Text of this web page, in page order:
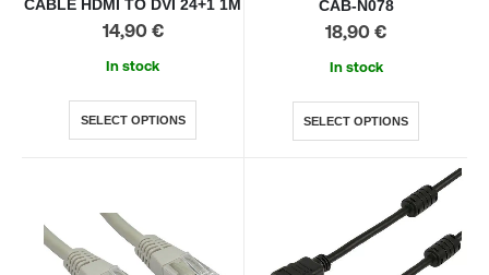
CABLE HDMI TO DVI 24+1 1M
14,90 €
In stock
SELECT OPTIONS
CAB-N078
18,90 €
In stock
SELECT OPTIONS